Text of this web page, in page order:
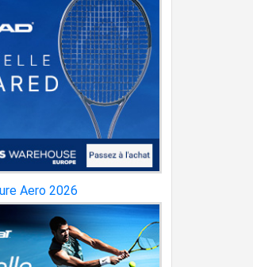
Aero 2026